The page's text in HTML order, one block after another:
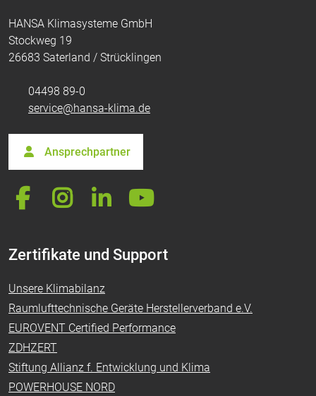
HANSA Klimasysteme GmbH
Stockweg 19
26683 Saterland / Strücklingen
04498 89-0
service@hansa-klima.de
Ansprechpartner
Zertifikate und Support
Unsere Klimabilanz
Raumlufttechnische Geräte Herstellerverband e.V.
EUROVENT Certified Performance
ZDHZERT
Stiftung Allianz f. Entwicklung und Klima
POWERHOUSE NORD